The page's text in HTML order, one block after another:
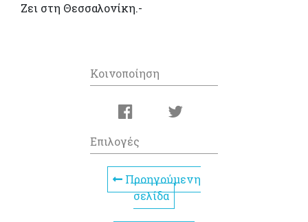
Ζει στη Θεσσαλονίκη.-
Κοινοποίηση
Επιλογές
Προηγούμενη
σελίδα